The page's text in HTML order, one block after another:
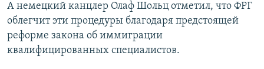
А немецкий канцлер Олаф Шольц отметил, что ФРГ
облегчит эти процедуры благодаря предстоящей
реформе закона об иммиграции
квалифицированных специалистов.